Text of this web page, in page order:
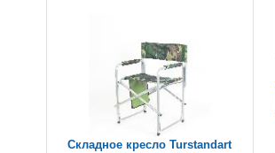
Складное кресло Turstandart